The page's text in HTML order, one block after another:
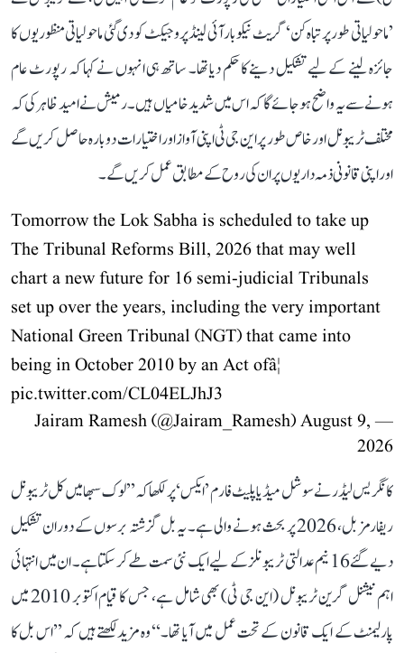
’ماحولیاتی طور پر تباہ کن‘ گریٹ نیکوبار آئی لینڈ پروجیکٹ کو دی گئی ماحولیاتی منظوریوں کا
جائزہ لینے کے لیے تشکیل دینے کا حکم دیا تھا۔ ساتھ ہی انہوں نے کہا کہ رپورٹ عام
ہونے سے یہ واضح ہو جائے گا کہ اس میں شدید خامیاں ہیں۔ رمیش نے امید ظاہر کی کہ
مختلف ٹریبونل اور خاص طور پر این جی ٹی اپنی آواز اور اختیارات دوبارہ حاصل کریں گے
اور اپنی قانونی ذمہ داریوں پر ان کی روح کے مطابق عمل کریں گے۔
Tomorrow the Lok Sabha is scheduled to take up
The Tribunal Reforms Bill, 2026 that may well
chart a new future for 16 semi-judicial Tribunals
set up over the years, including the very important
National Green Tribunal (NGT) that came into
being in October 2010 by an Act ofâ¦
pic.twitter.com/CL04ELJhJ3
— Jairam Ramesh (@Jairam_Ramesh)
August 9,
2026
کانگریس لیڈر نے سوشل میڈیا پلیٹ فارم ’ایکس‘ پر لکھا کہ ’’لوک سبھا میں کل ٹریبونل
ریفارمز بل، 2026 پر بحث ہونے والی ہے۔ یہ بل گزشتہ برسوں کے دوران تشکیل
دیے گئے 16 نیم عدالتی ٹریبونلز کے لیے ایک نئی سمت طے کر سکتا ہے۔ ان میں انتہائی
اہم نیشنل گرین ٹریبونل (این جی ٹی) بھی شامل ہے، جس کا قیام اکتوبر 2010 میں
پارلیمنٹ کے ایک قانون کے تحت عمل میں آیا تھا۔‘‘ وہ مزید لکھتے ہیں کہ ’’اس بل کا